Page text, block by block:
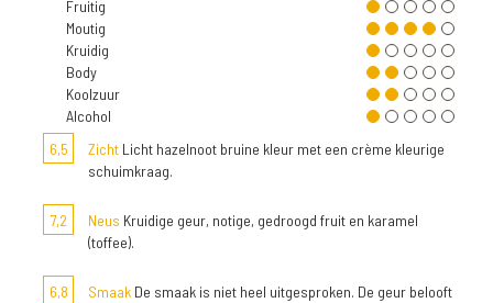
Fruitig
Moutig
Kruidig
Body
Koolzuur
Alcohol
6,5
Zicht Licht hazelnoot bruine kleur met een crème kleurige
schuimkraag.
7,2 Neus Kruidige geur, notige, gedroogd fruit en karamel
(toffee).
6,8 Smaak De smaak is niet heel uitgesproken. De geur belooft